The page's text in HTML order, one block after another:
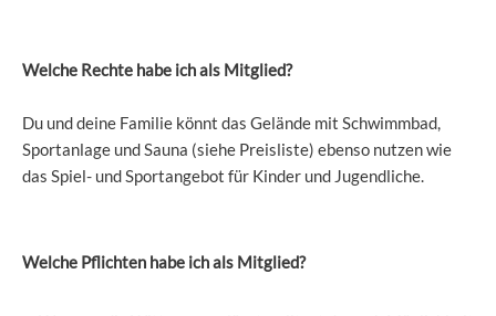
Welche Rechte habe ich als Mitglied?
Du und deine Familie könnt das Gelände mit Schwimmbad,
Sportanlage und Sauna (siehe Preisliste) ebenso nutzen wie
das Spiel- und Sportangebot für Kinder und Jugendliche.
Welche Pflichten habe ich als Mitglied?